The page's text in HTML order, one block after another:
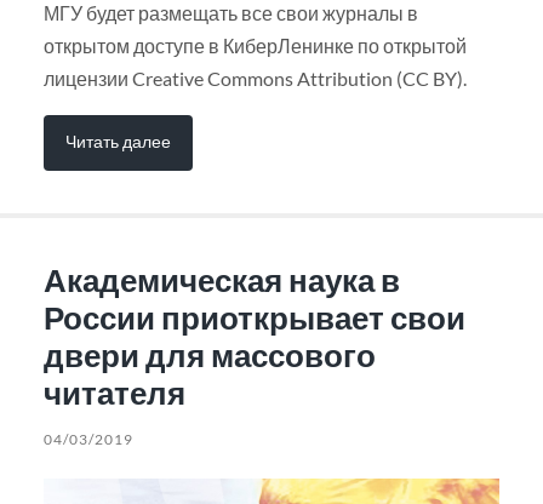
МГУ будет размещать все свои журналы в
открытом доступе в КиберЛенинке по открытой
лицензии Creative Commons Attribution (CC BY).
Читать далее
Академическая наука в
России приоткрывает свои
двери для массового
читателя
04/03/2019